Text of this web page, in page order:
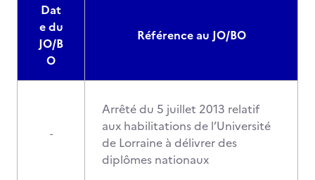
Dat
e du
JO/B
O
Référence au JO/BO
-
Arrêté du 5 juillet 2013 relatif
aux habilitations de l’Université
de Lorraine à délivrer des
diplômes nationaux